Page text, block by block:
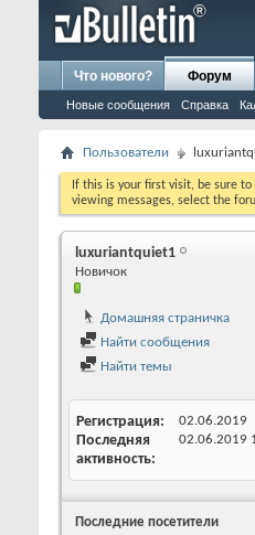
Что нового? Форум
Новые сообщения Справка
Пользователи
If this is your first visit, be sure to
viewing messages, select the
luxuriantquiet1
Новичок
Домашняя страничка
Найти сообщения
Найти темы
Регистрация 02.06.2019
Последняя
активность
02.06.2019
Последние посетители